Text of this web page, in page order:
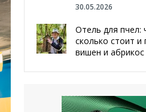
30.05.2026
Отель для пчел:
сколько стоит
вишен и абрикос
Чугуева, города,